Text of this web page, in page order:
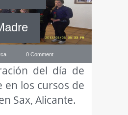
0 Comment
del día de
en los cursos de
Sax, Alicante.